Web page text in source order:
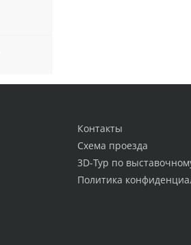
Контакты
Схема проезда
3D-Тур по
Политика